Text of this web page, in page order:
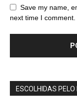
Save my name,
next time I comment.
ESCOLHIDAS PELO